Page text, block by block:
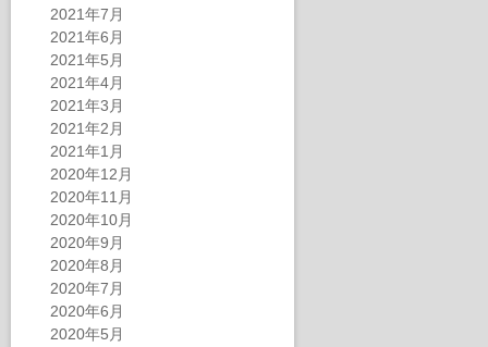
2021年7月
2021年6月
2021年5月
2021年4月
2021年3月
2021年2月
2021年1月
2020年12月
2020年11月
2020年10月
2020年9月
2020年8月
2020年7月
2020年6月
2020年5月